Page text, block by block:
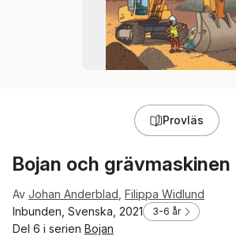
Provläs
Bojan och grävmaskinen
Av Johan Anderblad Filippa Widlund
Inbunden, Svenska, 2021
3-6 år
Del 6 i serien Bojan